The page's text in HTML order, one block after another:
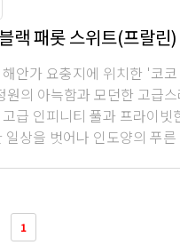
랙 패롯 스위트(프랄린)
안가 요충지에 위치한 '코
의 아늑함과 모던한 고급
급 인피니티 풀과 프라이빗
상을 벗어나 인도양의 푸
1